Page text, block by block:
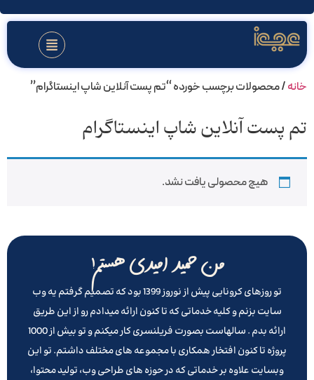
خانه/ محصولات برچسب خورده “تم پست آنلاین شاپ اینستاگرام”
تم پست آنلاین شاپ اینستاگرام
هیچ محصولی یافت نشد.
من حمید امیدی هستم!
تو روزهای کرونایی پیش از نوروز 1399 بود که تصمیم گرفتم یه وب
سایت بزنم و کلیه خدماتی که تا کنون ارائه میدادم رو از این طریق
ارائه بدم . سالهاست بصورت فریلنسری کار میکنم و تو بیش از 1000
پروژه تا کنون افتخار همکاری با مجموعه های مختلف داشتم. تو این
وبسایت علاوه بر خدماتی که در حوزه های طراحی وب، تولید محتوا،